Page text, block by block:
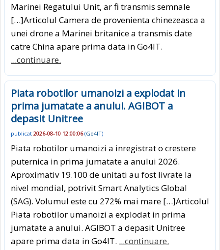
Marinei Regatului Unit, ar fi transmis semnale
[…]Articolul Camera de provenienta chinezeasca a
unei drone a Marinei britanice a transmis date
catre China apare prima data in Go4IT.
...continuare.
Piata robotilor umanoizi a explodat in
prima jumatate a anului. AGIBOT a
depasit Unitree
publicat 2026-08-10 12:00:06(Go4IT)
Piata robotilor umanoizi a inregistrat o crestere
puternica in prima jumatate a anului 2026.
Aproximativ 19.100 de unitati au fost livrate la
nivel mondial, potrivit Smart Analytics Global
(SAG). Volumul este cu 272% mai mare […]Articolul
Piata robotilor umanoizi a explodat in prima
jumatate a anului. AGIBOT a depasit Unitree
apare prima data in Go4IT. ...continuare.